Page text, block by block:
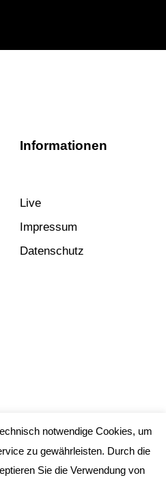
Informationen
Live
Impressum
Datenschutz
Blankenburg e.V.. Alle
notwendige Cookies, um
zu gewährleisten. Durch die
Sie die Verwendung von